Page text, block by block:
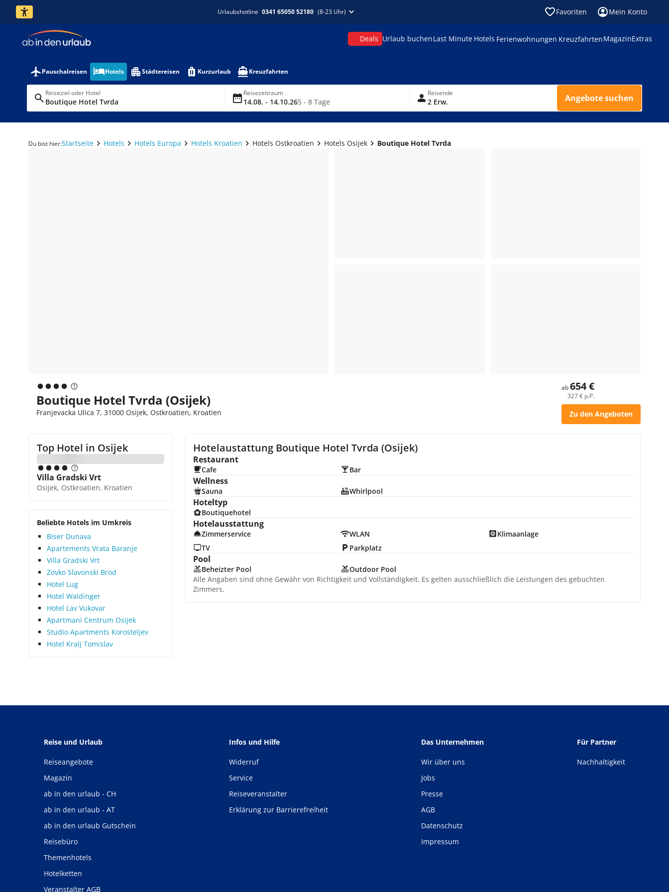
Urlaubshotline 0341 65050 52180 (8-23 Uhr) Favoriten Mein Konto
Deals Urlaub buchenLast Minute Hotels Ferienwohnungen KreuzfahrtenMagazinExtras
Pauschalreisen Hotels Städtereisen Kurzurlaub Kreuzfahrten
Reiseziel oder Hotel
Boutique Hotel Tvrda
Reisezeitraum
14.08. - 14.10.265 - 8 Tage
Reisende
2 Erw. Angebote suchen
Du bist hier:Startseite Hotels Hotels Europa Hotels Kroatien Hotels Ostkroatien Hotels Osijek Boutique Hotel Tvrda
Boutique Hotel Tvrda (Osijek)
Franjevacka Ulica 7, 31000 Osijek, Ostkroatien, Kroatien
ab654 €
327 € p.P.
Zu den Angeboten
Top Hotel in Osijek
Villa Gradski Vrt
Osijek, Ostkroatien, Kroatien
Beliebte Hotels im Umkreis
Biser Dunava
Apartements Vrata Baranje
Villa Gradski Vrt
Zovko Slavonski Brod
Hotel Lug
Hotel Waldinger
Hotel Lav Vukovar
Apartmani Centrum Osijek
Studio Apartments Korosteljev
Hotel Kralj Tomislav
Hotelaustattung Boutique Hotel Tvrda (Osijek)
Restaurant
Cafe Bar
Wellness
Sauna Whirlpool
Hoteltyp
Boutiquehotel
Hotelausstattung
Zimmerservice WLAN
Klimaanlage
TV
Parkplatz
Pool
Beheizter Pool
Outdoor Pool
Alle Angaben sind ohne Gewähr von Richtigkeit und Vollständigkeit. Es gelten ausschließlich die Leistungen des gebuchten
Zimmers.
Reise und Urlaub
Reiseangebote
Magazin
ab in den urlaub - CH
ab in den urlaub - AT
ab in den urlaub Gutschein
Reisebüro
Themenhotels
Hotelketten
Veranstalter AGB
Infos und Hilfe
Widerruf
Service
Reiseveranstalter
Erklärung zur Barrierefreiheit
Das Unternehmen
Wir über uns
Jobs
Presse
AGB
Datenschutz
Impressum
Für Partner
Nachhaltigkeit